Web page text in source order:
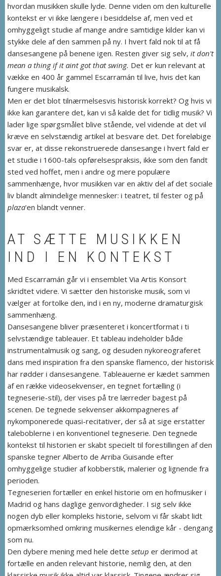
hvordan musikken skulle lyde. Denne viden om den kulturelle
kontekst er vi ikke længere i besiddelse af, men ved et
omhyggeligt studie af mange andre samtidige kilder kan vi
stykke dele af den sammen på ny. I hvert fald nok til at få
dansesangene på benene igen. Resten giver sig selv, it don't
mean a thing if it aint got that swing. Det er kun relevant at
vække en 400 år gammel Escarramán til live, hvis det kan
fungere musikalsk.
Men er det blot tilnærmelsesvis historisk korrekt? Og hvis vi
ikke kan garantere det, kan vi så kalde det for tidlig musik? Vi
lader lige spørgsmålet blive stående, vel vidende at det vil
kræve en selvstændig artikel at besvare det. Det foreløbige
svar er, at disse rekonstruerede dansesange i hvert fald er
et studie i 1600-tals opførelsespraksis, ikke som den fandt
sted ved hoffet, men i andre og mere populære
sammenhænge, hvor musikken var en aktiv del af det sociale
liv blandt almindelige mennesker: i teatret, til fester og på
plaza'en blandt venner.
AT SÆTTE MUSIKKEN
IND I EN KONTEKST
Med Escarramán går vi i ensemblet Via Artis Konsort
skridtet videre. Vi sætter den historiske musik, som vi
vælger at fortolke den, ind i en ny, moderne dramaturgisk
sammenhæng.
Dansesangene bliver præsenteret i koncertformat i ti
selvstændige tableauer. Et tableau indeholder både
instrumentalmusik og sang, og desuden nykoreograferet
dans med inspiration fra den spanske flamenco, der historisk
har rødder i dansesangene. Tableauerne er kædet sammen
af en række videosekvenser, en tegnet fortælling (i
tegneserie-stil), der vises på tre lærreder bagest på
scenen. De tegnede sekvenser akkompagneres af
nykomponerede quasi-recitativer, der så at sige erstatter
taleboblerne i en konventionel tegneserie. Den tegnede
kontekst til historien er skabt specielt til forestillingen af den
spanske tegner Alberto de Arriba Guisande efter
omhyggelige studier af kobberstik, malerier og lignende fra
perioden.
Tegneserien fortæller en enkel historie om en hofmusiker i
Madrid og hans daglige genvordigheder. I sig selv ikke
nogen dyb eller kompleks historie, selvom vi får skabt lidt
opmærksomhed omkring musikernes elendige kår - dengang
som nu.
Den dybere mening med hele dette setup er derimod at
fortælle en anden relevant historie, nemlig den, at den